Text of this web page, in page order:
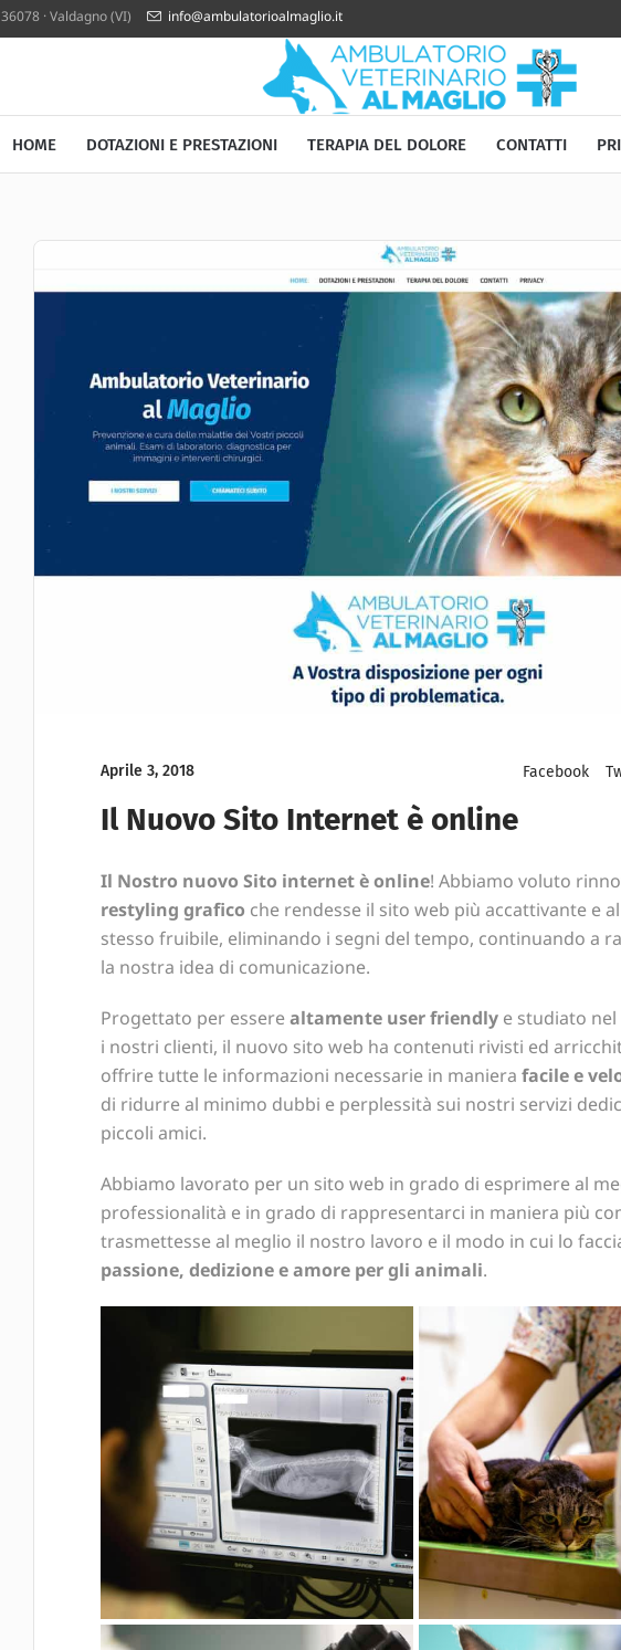
36078·Valdagno (VI) info@ambulatorioalmaglio.it
HOME DOTAZIONI E PRESTAZIONI TERAPIA DEL DOLORE CONTATTI
Aprile 3, 2018 Facebook
Il Nuovo Sito Internet è online
Il Nostro nuovo Sito internet è online! Abbiamo voluto
restyling grafico che rendesse il sito web più accattivante e
stesso fruibile, eliminando i segni del tempo, continuando a
la nostra idea di comunicazione.
Progettato per esserealtamente user friendly e studiato
i nostri clienti, il nuovo sito web ha contenuti rivisti ed
offrire tutte le informazioni necessarie in manierafacile e
di ridurre al minimo dubbi e perplessità sui nostri servizi
piccoli amici.
Abbiamo lavorato per un sito web in grado di esprimere al
professionalità e in grado di rappresentarci in maniera più
trasmettesse al meglio il nostro lavoro e il modo in cui lo
passione, dedizione e amore per gli animali.